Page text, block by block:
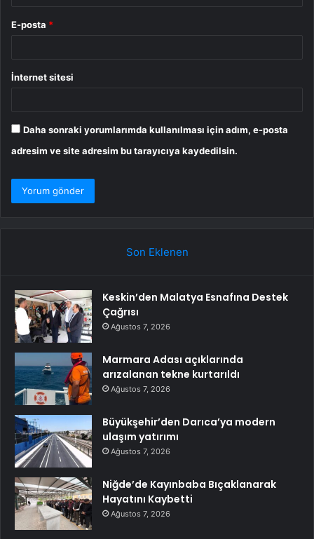
E-posta *
İnternet sitesi
Daha sonraki yorumlarımda kullanılması için adım, e-posta
adresim ve site adresim bu tarayıcıya kaydedilsin.
Son Eklenen
Keskin’den Malatya Esnafına Destek
Çağrısı
Ağustos 7, 2026
Marmara Adası açıklarında
arızalanan tekne kurtarıldı
Ağustos 7, 2026
Büyükşehir’den Darıca’ya modern
ulaşım yatırımı
Ağustos 7, 2026
Niğde’de Kayınbaba Bıçaklanarak
Hayatını Kaybetti
Ağustos 7, 2026